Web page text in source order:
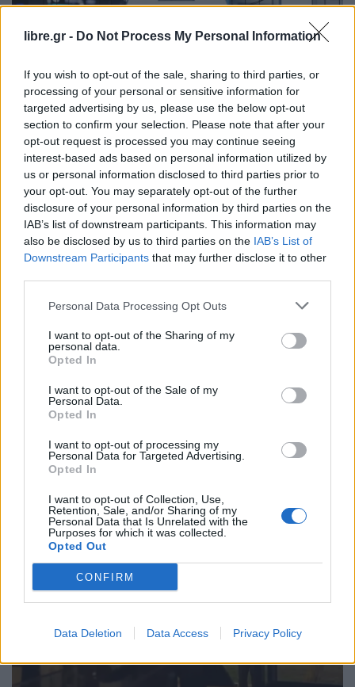
libre.gr - Do Not Process My Personal Information
If you wish to opt-out of the sale, sharing to third parties, or
processing of your personal or sensitive information for
targeted advertising by us, please use the below opt-out
section to confirm your selection. Please note that after your
opt-out request is processed you may continue seeing
interest-based ads based on personal information utilized by
us or personal information disclosed to third parties prior to
your opt-out. You may separately opt-out of the further
disclosure of your personal information by third parties on the
IAB’s list of downstream participants. This information may
also be disclosed by us to third parties on the IAB’s List of
Downstream Participants that may further disclose it to other
Personal Data Processing Opt Outs
I want to opt-out of the Sharing of my
personal data.
Opted In
I want to opt-out of the Sale of my
Personal Data.
Opted In
I want to opt-out of processing my
Personal Data for Targeted Advertising.
Opted In
I want to opt-out of Collection, Use,
Retention, Sale, and/or Sharing of my
Personal Data that Is Unrelated with the
Purposes for which it was collected.
Opted Out
CONFIRM
Data Deletion Data Access Privacy Policy
MAGAZINE SPOTLIGHT
Φάκελος AI: Στα “βαθιά” της Τεχνητής
νοημοσύνης από το “Α”
19 Μαρτίου, 2024
Την Τετάρτη 8 Μαρτίου, το Κοινοβούλιο ενέκρινε
(523 υπέρ, 46 κατά και 49 αποχές) τον νόμο περί
τεχνητής νοημοσύνης που διασφαλίζει την
ασφάλεια και τη συμμόρφωση με τα θεμελιώδη
δικαιώματα, ενώ ενισχύει την καινοτομία. Το libre
ανοίγει το νέο μαγικό παράθυρο που ανοίγεται
μπροστά μας και μπαίνουμε στα βαθιά της
τεχνητής νοημοσύνης. Ο πλέον ειδικός, […]
ΠΕΡΙΣΣΌΤΕΡΑ ...